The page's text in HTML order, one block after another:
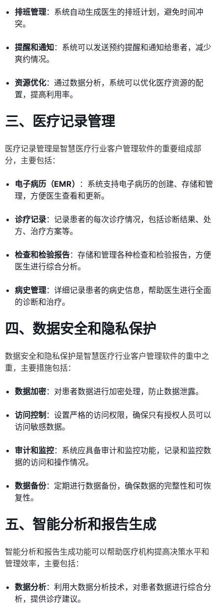
排班管理：系统自动生成医生的排班计划，避免时间冲
突。
提醒和通知 ：系统可以发送预约提醒和通知给患者，减少
爽约情况。
资源优化：通过数据分析，系统可以优化医疗资源的配
置，提高利用率。
三、医疗记录管理
医疗记录管理是智慧医疗行业客户管理软件的重要组成部
分，主要包括：
电子病历（EMR）
：系统支持电子病历的创建、存储和管
理，方便医生查看和更新。
诊疗记录：记录患者的每次诊疗情况，包括诊断结果、处
方、治疗方案等。
检查和检验报告：存储和管理各种检查和检验报告，方便
医生进行综合分析。
病史管理：详细记录患者的病史信息，帮助医生进行全面
的诊断和治疗。
四、数据安全和隐私保护
数据安全和隐私保护是智慧医疗行业客户管理软件的重中之
重，主要措施包括：
数据加密：对患者数据进行加密处理，防止数据泄露。
访问控制 ：设置严格的访问权限，确保只有授权人员可以
访问敏感数据。
审计和监控：系统应具备审计和监控功能，记录和监控数
据的访问和操作情况。
数据备份：定期进行数据备份，确保数据的完整性和可恢
复性。
五、智能分析和报告生成
智能分析和报告生成功能可以帮助医疗机构提高决策水平和
管理效率，主要包括：
数据分析：利用大数据分析技术，对患者数据进行综合分
析，提供诊疗建议。